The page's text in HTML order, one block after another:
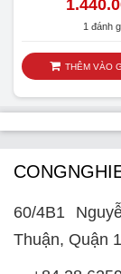
1 đánh
THÊM VÀO
60/4B1
Thuận, Quận